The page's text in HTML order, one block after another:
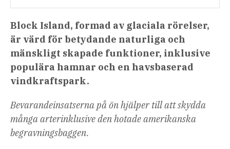
Block Island, formad av glaciala rörelser,
är värd för betydande naturliga och
mänskligt skapade funktioner, inklusive
populära hamnar och en havsbaserad
vindkraftspark.
Bevarandeinsatserna på ön hjälper till att skydda
mångaarterinklusive den hotade amerikanska
begravningsbaggen.